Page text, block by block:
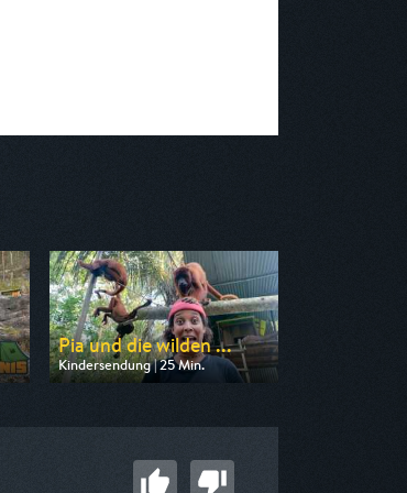
Pia und die wilden ...
Kindersendung | 25 Min.
Ausgestrahlt von KiKA